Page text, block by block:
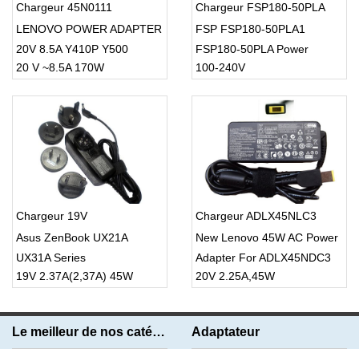
Chargeur 45N0111
LENOVO POWER ADAPTER
20V 8.5A Y410P Y500
Y500N Y560 Y510P
20 V ~8.5A 170W
Chargeur FSP180-50PLA
FSP FSP180-50PLA1
FSP180-50PLA Power
Supply 220w
100-240V
Chargeur 19V
Asus ZenBook UX21A
UX31A Series
19V 2.37A(2,37A) 45W
Chargeur ADLX45NLC3
New Lenovo 45W AC Power
Adapter For ADLX45NDC3
ADLX45NDC3
20V 2.25A,45W
Le meilleur de nos catégories Adaptateur